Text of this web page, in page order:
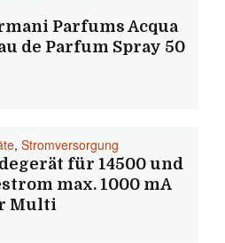
Parfums Acqua
de Parfum Spray 50
, Stromversorgung
für 14500 und
max. 1000 mA
Multi